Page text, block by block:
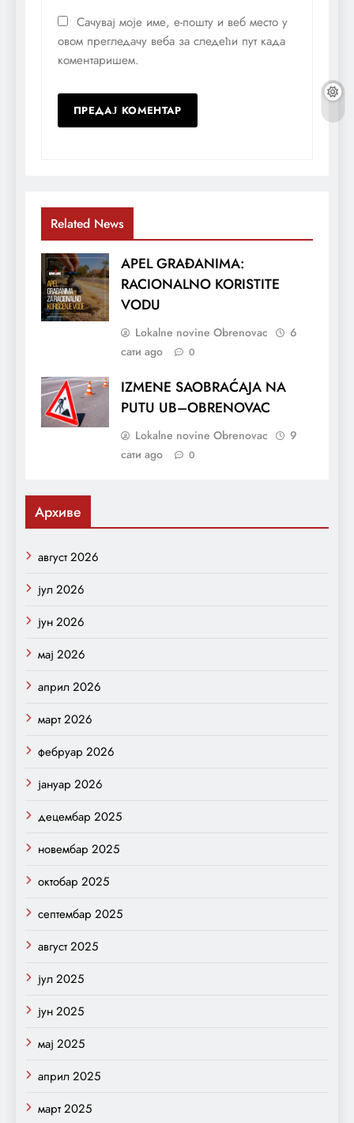
Сачувај моје име, е-пошту и веб место у
овом прегледачу веба за следећи пут када
коментаришем.
Related News
APEL GRAĐANIMA:
RACIONALNO KORISTITE
VODU
Lokalne novine Obrenovac
6
сати ago
0
IZMENE SAOBRAĆAJA NA
PUTU UB–OBRENOVAC
Lokalne novine Obrenovac
9
сати ago
0
Архиве
август 2026
јул 2026
јун 2026
мај 2026
април 2026
март 2026
фебруар 2026
јануар 2026
децембар 2025
новембар 2025
октобар 2025
септембар 2025
август 2025
јул 2025
јун 2025
мај 2025
април 2025
март 2025